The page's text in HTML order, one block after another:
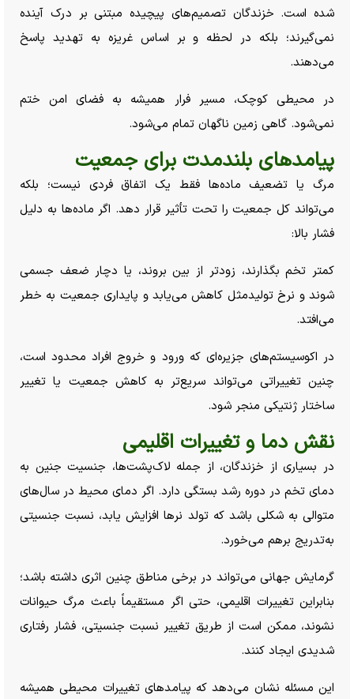
شده است. خزندگان تصمیم‌های پیچیده مبتنی بر درک آینده
نمی‌گیرند؛ بلکه در لحظه و بر اساس غریزه به تهدید پاسخ
می‌دهند.
در محیطی کوچک، مسیر فرار همیشه به فضای امن ختم
نمی‌شود. گاهی زمین ناگهان تمام می‌شود.
پیامد‌های بلندمدت برای جمعیت
مرگ یا تضعیف ماده‌ها فقط یک اتفاق فردی نیست؛ بلکه
می‌تواند کل جمعیت را تحت تأثیر قرار دهد. اگر ماده‌ها به دلیل
فشار بالا:
کمتر تخم بگذارند، زودتر از بین بروند، یا دچار ضعف جسمی
شوند و نرخ تولیدمثل کاهش می‌یابد و پایداری جمعیت به خطر
می‌افتد.
در اکوسیستم‌های جزیره‌ای که ورود و خروج افراد محدود است،
چنین تغییراتی می‌تواند سریع‌تر به کاهش جمعیت یا تغییر
ساختار ژنتیکی منجر شود.
نقش دما و تغییرات اقلیمی
در بسیاری از خزندگان، از جمله لاک‌پشت‌ها، جنسیت جنین به
دمای تخم در دوره رشد بستگی دارد. اگر دمای محیط در سال‌های
متوالی به شکلی باشد که تولد نر‌ها افزایش یابد، نسبت جنسیتی
به‌تدریج برهم می‌خورد.
گرمایش جهانی می‌تواند در برخی مناطق چنین اثری داشته باشد؛
بنابراین تغییرات اقلیمی، حتی اگر مستقیماً باعث مرگ حیوانات
نشوند، ممکن است از طریق تغییر نسبت جنسیتی، فشار رفتاری
شدیدی ایجاد کنند.
این مسئله نشان می‌دهد که پیامد‌های تغییرات محیطی همیشه